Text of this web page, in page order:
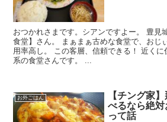
おつかれさまです。シアンですよー。 豊見
食堂】さん。 まぁまぁ古めな食堂で、おじ
用率高し。 この客層、信頼できる！ 近く
系の食堂さんです。 ...
お外ごはん
【チング家
べるなら絶対
って話